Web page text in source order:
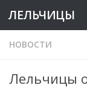
ЛЕЛЬЧИЦЫ
НОВОСТИ
Лельчицы